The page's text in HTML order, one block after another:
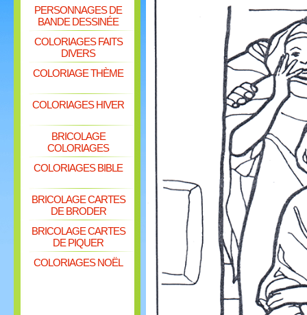
PERSONNAGES DE
BANDE DESSINÉE
COLORIAGES FAITS
DIVERS
COLORIAGE THÈME
COLORIAGES HIVER
BRICOLAGE
COLORIAGES
COLORIAGES BIBLE
BRICOLAGE CARTES
DE BRODER
BRICOLAGE CARTES
DE PIQUER
COLORIAGES NOËL